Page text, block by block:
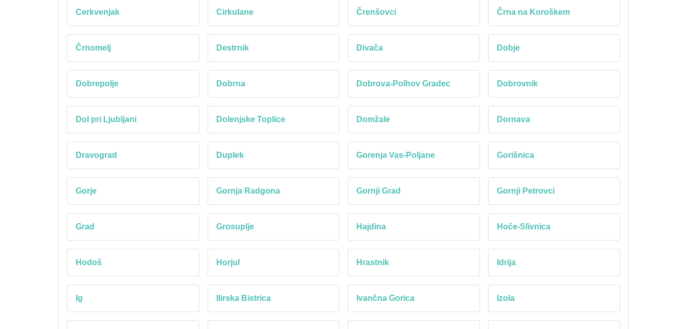
Cerkvenjak Cirkulane Črenšovci Črna na Koroškem
Črnomelj Destrnik Divača Dobje
Dobrepolje Dobrna Dobrova-Polhov Gradec Dobrovnik
Dol pri Ljubljani Dolenjske Toplice Domžale Dornava
Dravograd Duplek Gorenja Vas-Poljane Gorišnica
Gorje Gornja Radgona Gornji Grad Gornji Petrovci
Grad Grosuplje Hajdina Hoče-Slivnica
Hodoš Horjul Hrastnik Idrija
Ig Ilirska Bistrica Ivančna Gorica Izola